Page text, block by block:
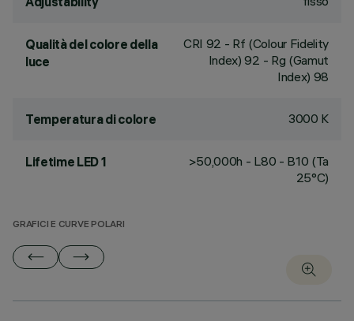
Qualità del colore della
luce
CRI 92 - Rf (Colour Fidelity
Index) 92 - Rg (Gamut
Index) 98
Temperatura di colore 3000 K
Lifetime LED 1
>50,000h - L80 - B10 (Ta
25°C)
GRAFICI E CURVE POLARI